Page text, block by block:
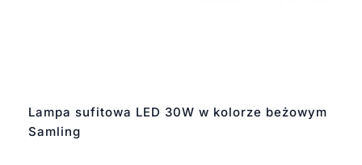
Lampa sufitowa LED 30W w kolorze beżowym
Samling